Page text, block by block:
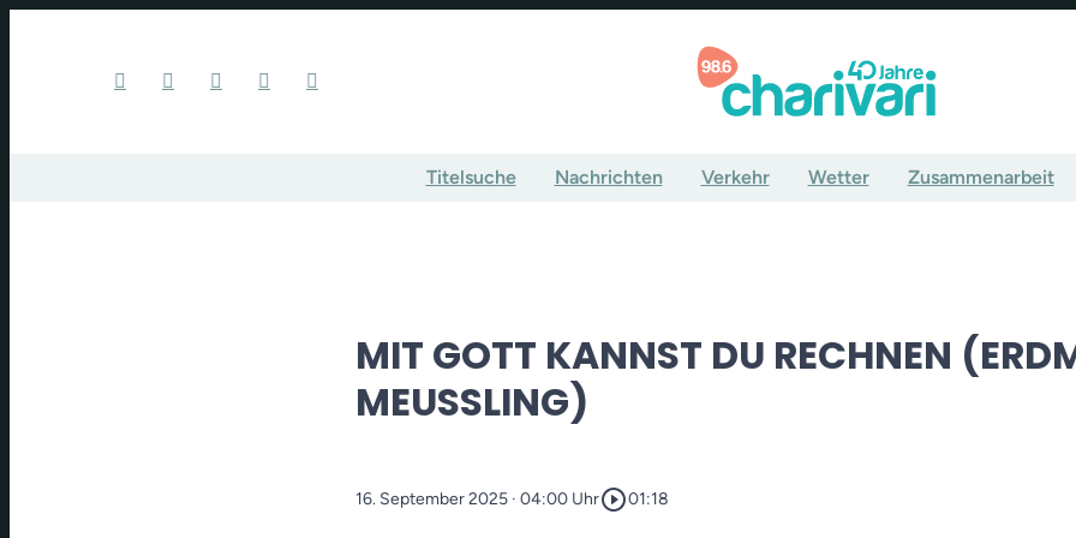
Titelsuche Nachrichten Verkehr Wetter Zusammenarbeit
MIT GOTT KANNST DU RECHNEN
MEUSSLING)
16. September 2025 · 04:00 Uhrplay_circle_outline01:18